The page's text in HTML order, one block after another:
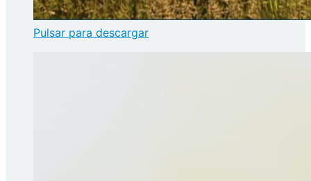
Pulsar para descargar